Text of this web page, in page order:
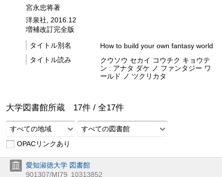
宮永忠将著
洋泉社, 2016.12
増補改訂完全版
タイトル別名
How to build your own fantasy world
タイトル読み
クウソウ セカイ コウチク キョウテ
ン : アナタ ダケ ノ ファンタジー ワ
ールド ノ ツクリカタ
大学図書館所蔵 17件 / 全17件
すべての地域
すべての図書館
OPACリンクあり
愛知淑徳大学 図書館
901307/MI79 10313852